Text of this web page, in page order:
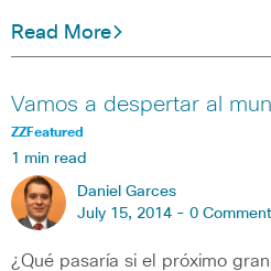
Read More
Vamos a despertar al
ZZFeatured
1 min read
Daniel Garces
July 15, 2014 - 0
¿Qué pasaría si el próximo